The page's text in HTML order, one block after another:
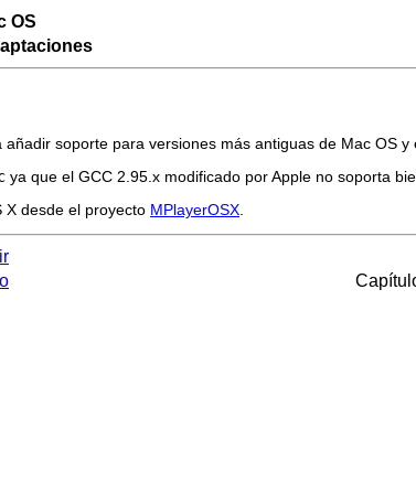
OS
añadir soporte para versiones más antiguas de Mac OS y
ya que el GCC 2.95.x modificado por Apple no soporta
X desde el proyecto MPlayerOSX